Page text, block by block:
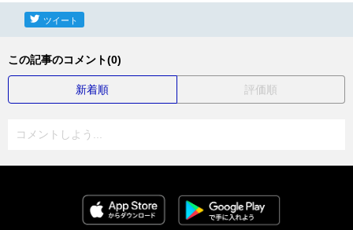
ツイート
この記事のコメント(0)
新着順 評価順
コメントしよう...